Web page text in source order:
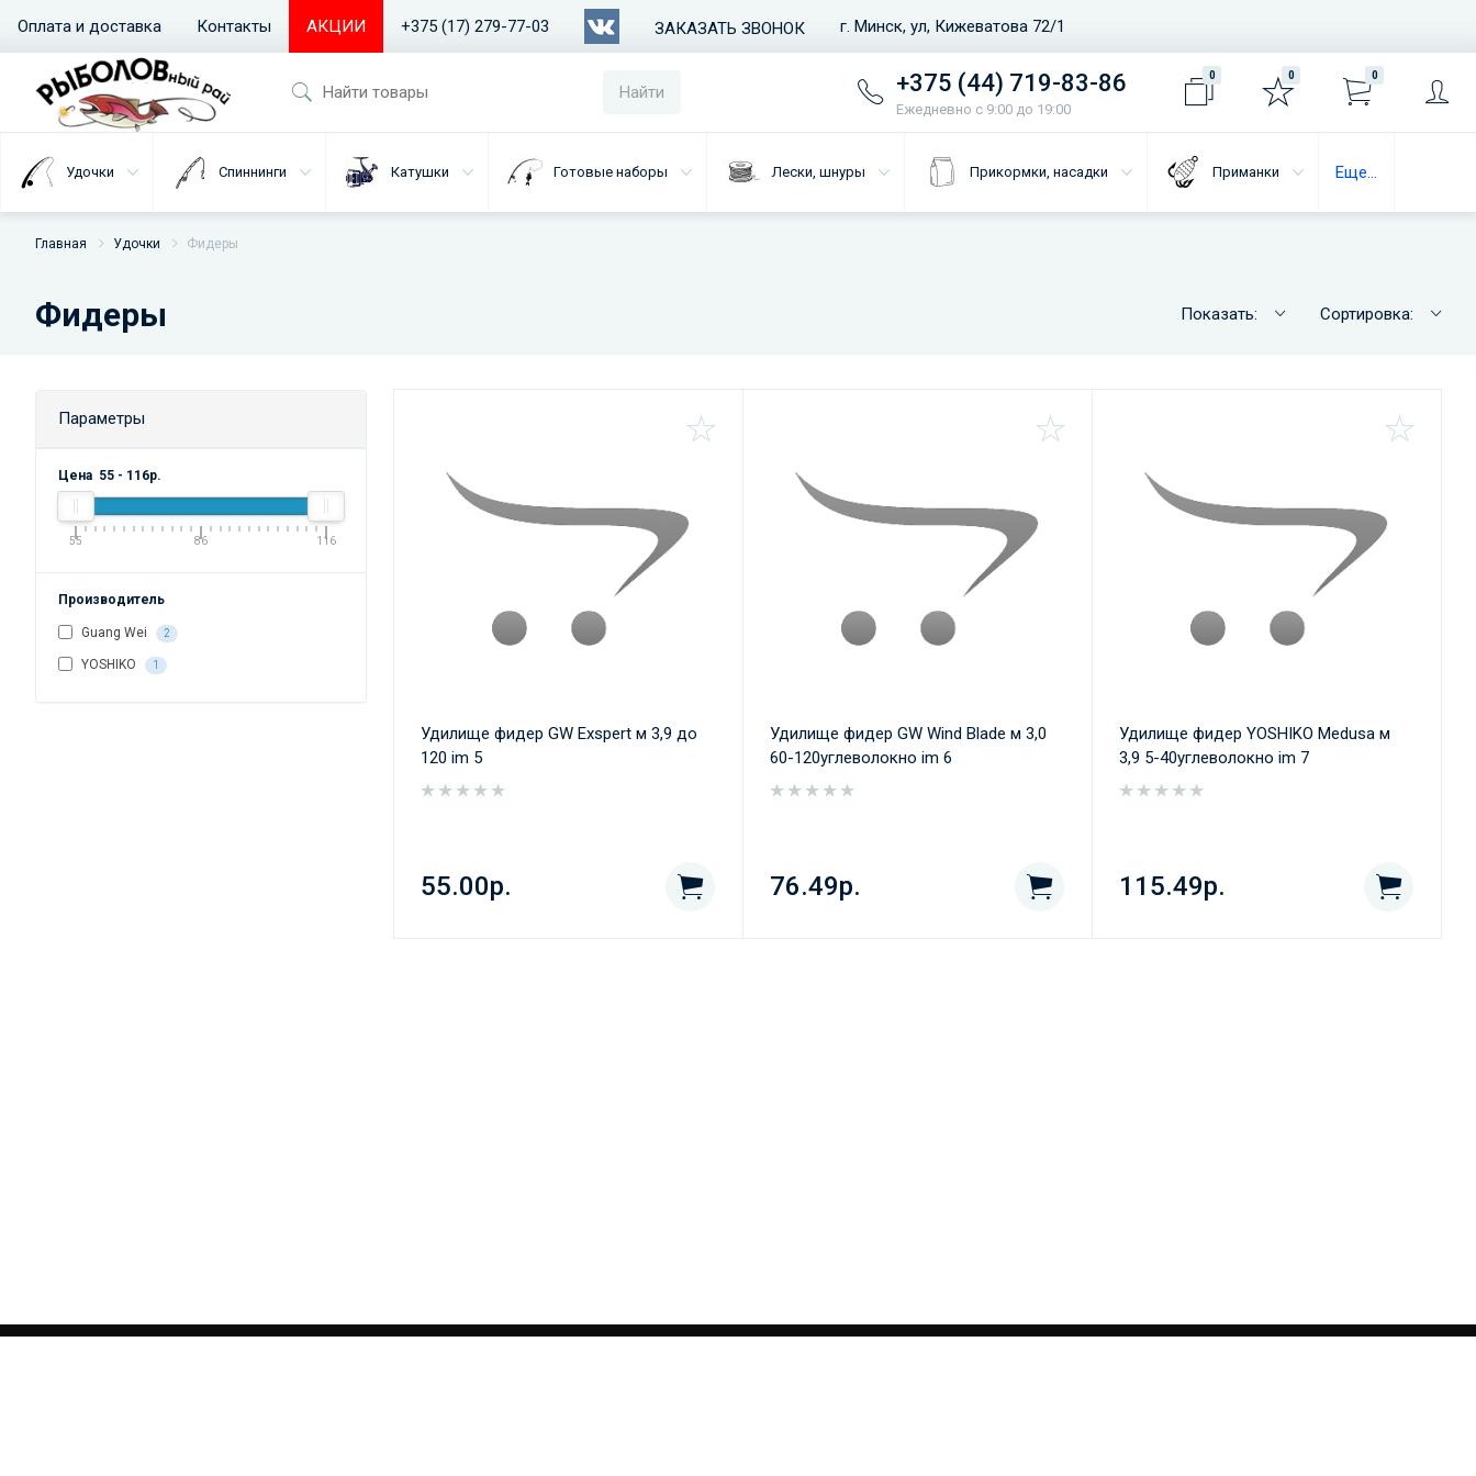
Оплата и доставка Контакты АКЦИИ +375 (17) 279-77-03 ЗАКАЗАТЬ ЗВОНОК г. Минск, ул, Кижеватова 72/1
Найти +375 (44) 719-83-86
Ежедневно с 9:00 до 19:00
0 0 0
Удочки Спиннинги Катушки Готовые наборы Лески, шнуры Прикормки, насадки Приманки Еще...
Главная Удочки Фидеры
Фидеры Показать: Сортировка:
Параметры
Цена 55 - 116р.
55 86 116
Производитель
Guang Wei 2
YOSHIKO 1
Удилище фидер GW Exspert м 3,9 до
120 im 5
55.00р.
Удилище фидер GW Wind Blade м 3,0
60-120углеволокно im 6
76.49р.
Удилище фидер YOSHIKO Medusa м
3,9 5-40углеволокно im 7
115.49р.